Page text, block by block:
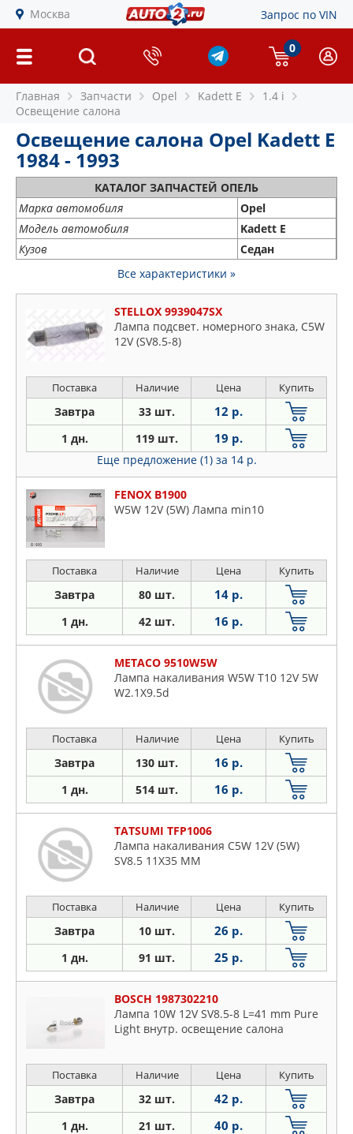
Москва Запрос по VIN
0
Главная Запчасти Opel Kadett E
1.4 i
Освещение салона
Освещение салона Opel Kadett E
1984 - 1993
КАТАЛОГ ЗАПЧАСТЕЙ ОПЕЛЬ
Марка автомобиля
Opel
Модель автомобиля
Kadett E
Кузов
Седан
Все характеристики »
STELLOX 9939047SX
Лампа подсвет. номерного знака, C5W
12V (SV8.5-8)
Поставка Наличие Цена Купить
Завтра 33 шт. 12 р.
1 дн. 119 шт. 19 р.
Еще предложение (1) за 14 р.
FENOX B1900
W5W 12V (5W) Лампа min10
Поставка Наличие Цена Купить
Завтра 80 шт. 14 р.
1 дн. 42 шт. 16 р.
METACO 9510W5W
Лампа накаливания W5W T10 12V 5W
W2.1X9.5d
Поставка Наличие Цена Купить
Завтра 130 шт. 16 р.
1 дн. 514 шт. 16 р.
TATSUMI TFP1006
Лампа накаливания C5W 12V (5W)
SV8.5 11X35 MM
Поставка Наличие Цена Купить
Завтра 10 шт. 26 р.
1 дн. 91 шт. 25 р.
BOSCH 1987302210
Лампа 10W 12V SV8.5-8 L=41 mm Pure
Light внутр. освещение салона
Поставка Наличие Цена Купить
Завтра 32 шт. 42 р.
1 дн. 21 шт. 40 р.